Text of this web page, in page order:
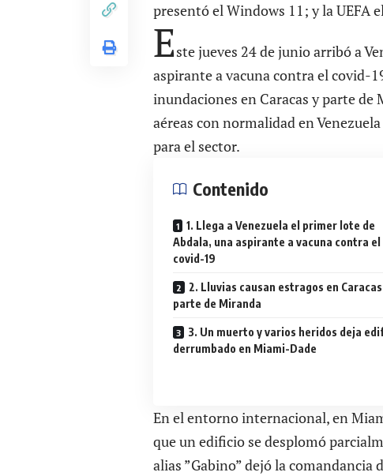
presentó el Windows 11; y la UEFA
Este jueves 24 de junio arribó a
aspirante a vacuna contra el covid-
inundaciones en Caracas y parte
aéreas con normalidad en
para el sector.
Contenido
1. Llega a Venezuela el primer lote de
Abdala, una aspirante a vacuna contra el
covid-19
2. Lluvias causan estragos en
parte de Miranda
3. Un muerto y varios heridos deja
derrumbado en Miami-Dade
En el entorno internacional, en
que un edificio se desplomó
alias ”Gabino” dejó la